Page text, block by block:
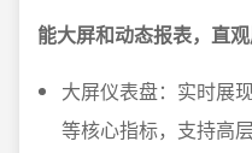
能大屏和动态报表，直
大屏仪表盘：实时展
等核心指标，支持高